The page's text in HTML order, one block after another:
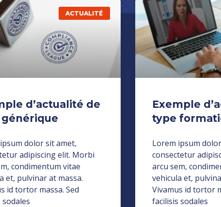
ACTUALITÉ
d’actualité de
dolor sit amet,
adipiscing elit. Morbi
condimentum vitae
et, pulvinar at massa.
id tortor massa. Sed
Exemple
type
Lorem ipsum
consectetur
arcu sem,
vehicula et,
Vivamus id tortor
facilisis sodales